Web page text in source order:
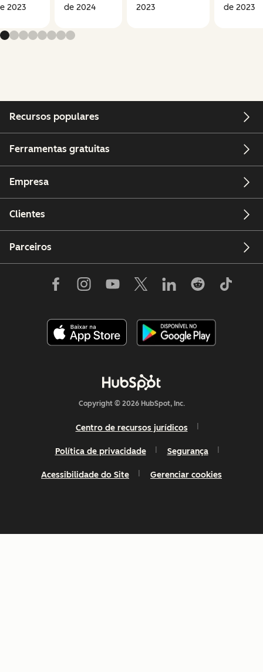
2023
de 2024
2023
de 2023
Recursos populares
Ferramentas gratuitas
Empresa
Clientes
Parceiros
Copyright © 2026 HubSpot, Inc.
Centro de recursos jurídicos
Política de privacidade Segurança
Acessibilidade do Site Gerenciar cookies